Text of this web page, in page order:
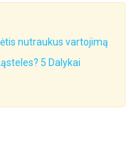
nutraukus vartojimą
5 Dalykai